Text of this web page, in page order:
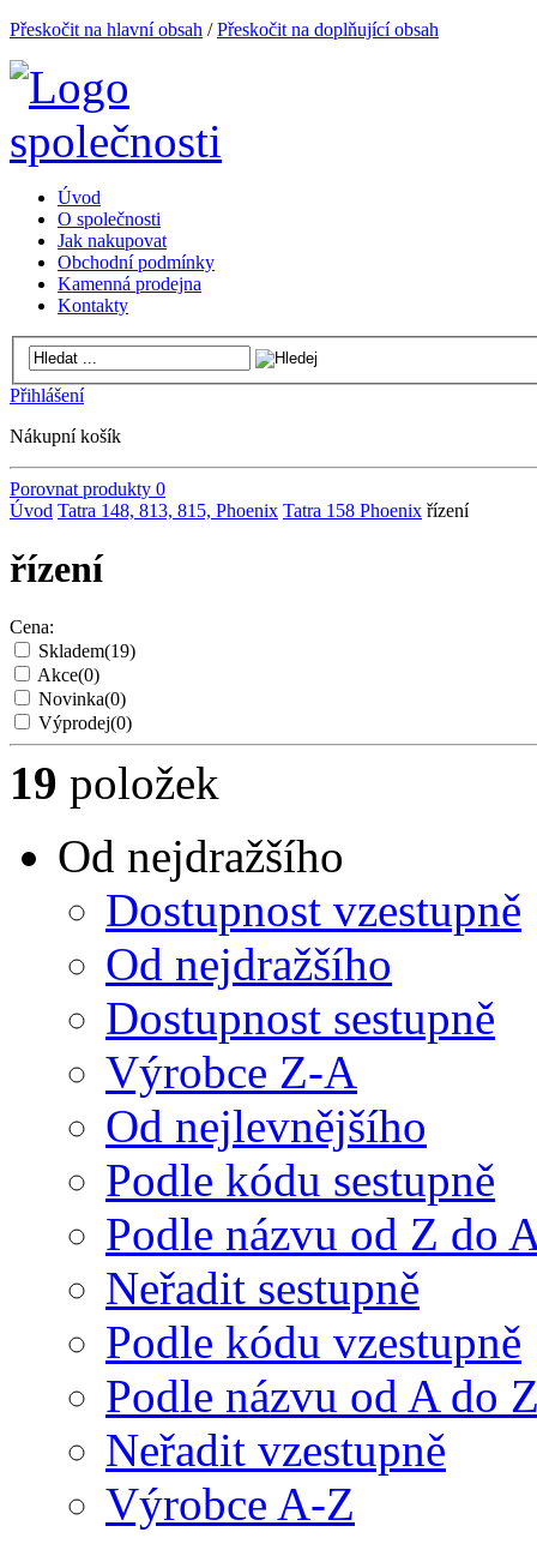
Přeskočit na hlavní obsah /Přeskočit na doplňující obsah
Úvod
O společnosti
Jak nakupovat
Obchodní podmínky
Kamenná prodejna
Kontakty
Přihlášení
Nákupní košík
Porovnat produkty 0
Úvod Tatra 148, 813, 815, Phoenix Tatra 158 Phoenix řízení
řízení
Cena:
Skladem(19)
Akce(0)
Novinka(0)
Výprodej(0)
19 položek
Od nejdražšího
Dostupnost vzestupně
Od nejdražšího
Dostupnost sestupně
Výrobce Z-A
Od nejlevnějšího
Podle kódu sestupně
Podle názvu od Z do
Neřadit sestupně
Podle kódu vzestupně
Podle názvu od A do
Neřadit vzestupně
Výrobce A-Z